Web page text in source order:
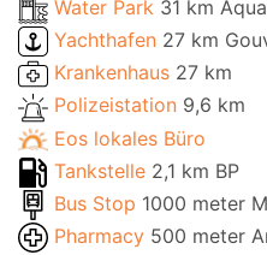
Water Park 31 km
Yachthafen 27 km
Krankenhaus 27 km
Polizeistation 9,6 km
Eos lokales Büro
Tankstelle 2,1 km BP
Bus Stop 1000 meter
Pharmacy 500 meter